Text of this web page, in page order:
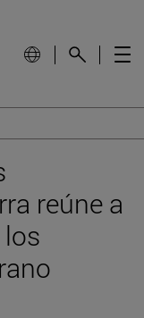
reúne a